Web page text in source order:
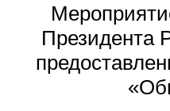
Президента